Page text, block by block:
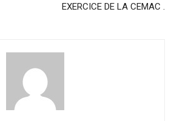
EXERCICE DE LA CEMAC .